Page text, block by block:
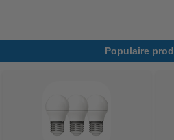
Populaire